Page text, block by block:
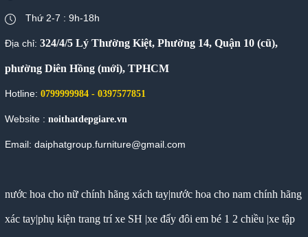
Thứ 2-7 : 9h-18h
Địa chỉ: 324/4/5 Lý Thường Kiệt, Phường 14, Quận 10 (cũ),
phường Diên Hồng (mới), TPHCM
Hotline: 0799999984 - 0397577851
Website : noithatdepgiare.vn
Email: daiphatgroup.furniture@gmail.com
nước hoa cho nữ chính hãng xách tay|nước hoa cho nam chính hãng
xác tay|phụ kiện trang trí xe SH |xe đẩy đôi em bé 1 2 chiều |xe tập